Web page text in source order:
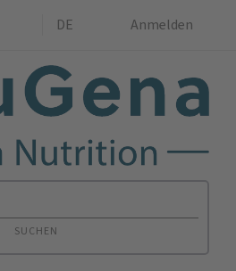
DE Anmelden
SUCHEN